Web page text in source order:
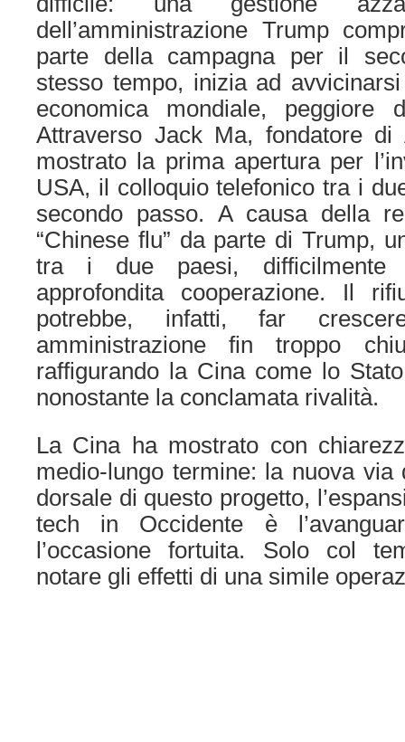
dell’amministrazione Trump
parte della campagna per il
stesso tempo, inizia ad
economica mondiale, peggiore
Attraverso Jack Ma, fondatore
mostrato la prima apertura per
USA, il colloquio telefonico tra i
secondo passo. A causa della
“Chinese flu” da parte di Trump,
tra i due paesi, difficilmente
approfondita cooperazione. Il
potrebbe, infatti, far
amministrazione fin troppo
raffigurando la Cina come lo
nonostante la conclamata rivalità.
La Cina ha mostrato con
medio-lungo termine: la nuova
dorsale di questo progetto,
tech in Occidente è
l’occasione fortuita. Solo col
notare gli effetti di una simile